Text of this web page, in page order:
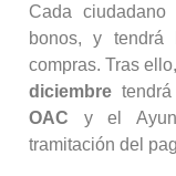
Cada
bonos, y
compras. Tras
diciembre
OAC y el
tramitación del